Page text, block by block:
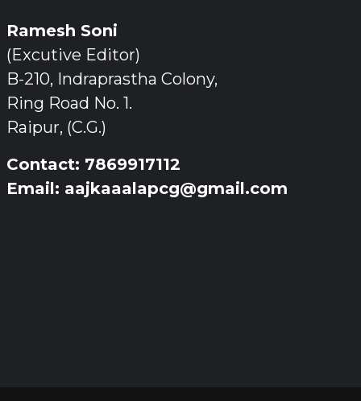
Ramesh Soni
(Excutive Editor)
B-210, Indraprastha Colony,
Ring Road No. 1.
Raipur, (C.G.)
Contact: 7869917112
Email: aajkaaalapcg@gmail.com